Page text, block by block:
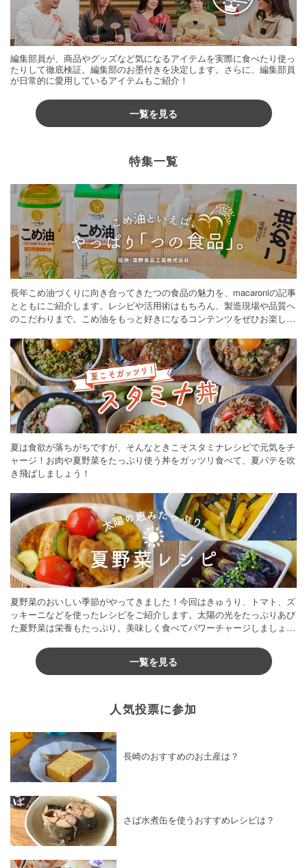
編集部員が、商品やグッズなど気になるアイテムを実際に食べたり使っ
たりして徹底検証。編集部のお墨付きを決定します。さらに、編集部員
が日常的に愛用しているアイテムもご紹介！
一覧を見る
特集一覧
長年こめ油づくりに向き合ってきたつの食品の魅力を、macaroniの記事
とともにご紹介します。レシピや活用術はもちろん、製造現場や品質へ
のこだわりまで。こめ油をもっと好きになるコンテンツをぜひお楽しみ
夏は食欲が落ちがちですが、そんなときこそスタミナレシピで元気をチ
ャージ！お肉や夏野菜をたっぷり使う丼をガッツリ食べて、夏バテを吹
き飛ばしましょう！
夏野菜のおいしい季節がやってきました！今回はきゅうり、トマト、ズ
ッキーニなどを使ったレシピをご紹介します。太陽の光をたっぷりあび
た夏野菜は栄養もたっぷり。美味しく食べてパワーチャージしましょう
一覧を見る
人気投票に参加
長崎のおすすめのお土産は？
さば水煮缶を使うおすすめレシピは？